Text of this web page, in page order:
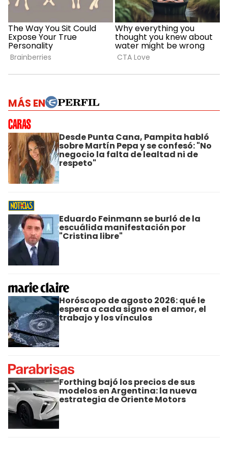
MÁS EN
Desde Punta Cana, Pampita habló
sobre Martín Pepa y se confesó: "No
negocio la falta de lealtad ni de
respeto"
Eduardo Feinmann se burló de la
escuálida manifestación por
"Cristina libre"
Horóscopo de agosto 2026: qué le
espera a cada signo en el amor, el
trabajo y los vínculos
Forthing bajó los precios de sus
modelos en Argentina: la nueva
estrategia de Oriente Motors